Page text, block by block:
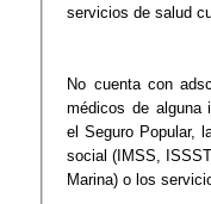
servicios de salud
No cuenta con
médicos de alguna
el Seguro Popular,
social (IMSS,
Marina) o los